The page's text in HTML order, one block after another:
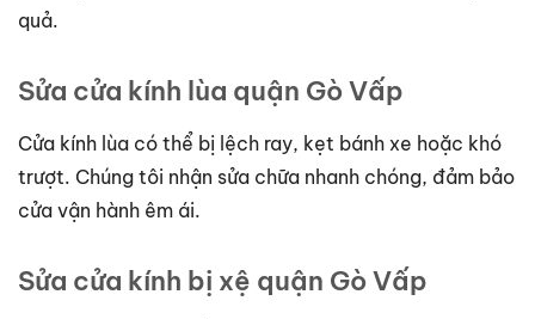
quả.
Sửa cửa kính lùa quận Gò Vấp
Cửa kính lùa có thể bị lệch ray, kẹt bánh xe hoặc khó
trượt. Chúng tôi nhận sửa chữa nhanh chóng, đảm bảo
cửa vận hành êm ái.
Sửa cửa kính bị xệ quận Gò Vấp